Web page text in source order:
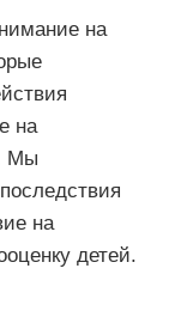
на
на
Мы
на
детей.